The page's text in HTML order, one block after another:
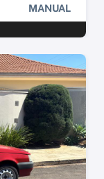
MANUAL